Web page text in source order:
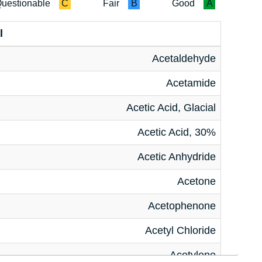
A
Good
B
Fair
C
Acetaldehyde
Acetamide
Acetic Acid, Glacial
Acetic Acid, 30%
Acetic Anhydride
Acetone
Acetophenone
Acetyl Chloride
Acetylene